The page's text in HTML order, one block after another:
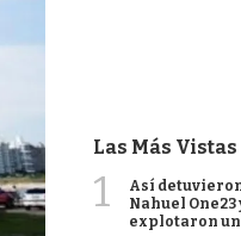
Las Más Vistas
1
Así
Nahuel
explotaron